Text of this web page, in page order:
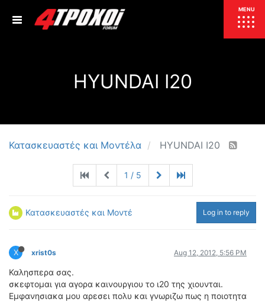
HYUNDAI I20
Κατασκευαστές και Μοντέλα HYUNDAI I20
1 / 5
Κατασκευαστές και Μοντέλα Log in to reply
X xrist0s Aug 12, 2012, 5:56 PM
Καλησπερα σας.
σκεφτομαι για αγορα καινουργιου το ι20 της χιουνται.
Εμφανησιακα μου αρεσει πολυ και γνωριζω πως η ποιοτητα
ΣΥΓΚΡΙΤΙΚΕΣ ΔΟΚΙΜΕΣ
ΕΙΔΙΚΕΣ ΔΙΑΔΡΟΜΕΣ
ΟΔΟΙΠΟΡΙΚΑ
VIDEO
4ΤΡΟΧΟΙ